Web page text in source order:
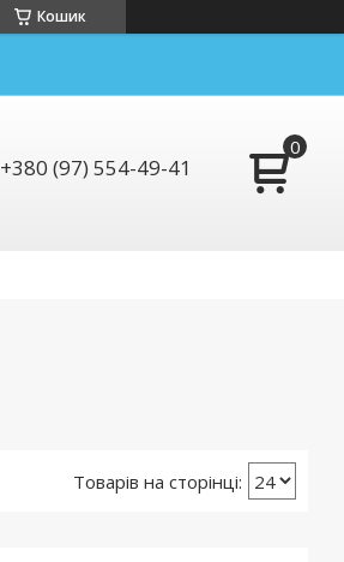
Кошик
+380 (97) 554-49-41